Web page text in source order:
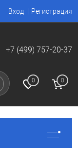
Вход Регистрация
+7 (499) 757-20-37
0 0